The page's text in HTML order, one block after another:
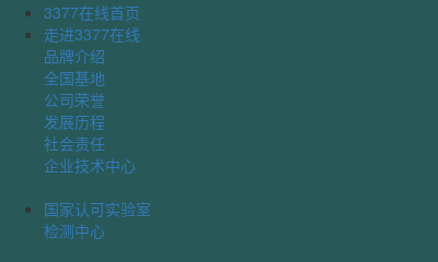
3377在线首页
走进3377在线
品牌介绍
全国基地
公司荣誉
发展历程
社会责任
企业技术中心
国家认可实验室
检测中心